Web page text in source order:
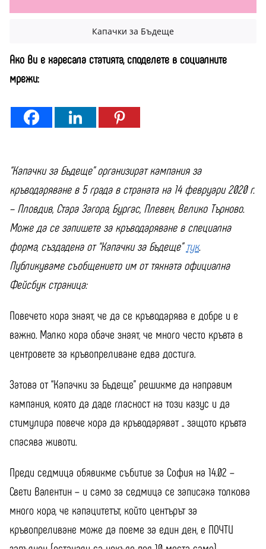
Капачки за Бъдеще
Ако Ви е харесала статията, споделете в социалните
мрежи:
“Капачки за Бъдеще” организират кампания за
кръводаряване в 5 града в страната на 14 февруари 2020 г.
– Пловдив, Стара Загора, Бургас, Плевен, Велико Търново.
Може да се запишете за кръводаряване в специална
форма, създадена от “Капачки за Бъдеще”тук.
Публикуваме съобщението им от тяхната официална
Фейсбук страница:
Повечето хора знаят, че да се кръводарява е добре и е
важно. Малко хора обаче знаят, че много често кръвта в
центровете за кръвопреливане едва достига.
Затова от “Капачки за Бъдеще” решихме да направим
кампания, която да даде гласност на този казус и да
стимулира повече хора да кръводаряват .. защото кръвта
спасява животи.
Преди седмица обявихме събитие за София на 14.02 –
Свети Валентин – и само за седмица се записаха толкова
много хора, че капацитетът, който центърът за
кръвопреливане може да поеме за един ден, е ПОЧТИ